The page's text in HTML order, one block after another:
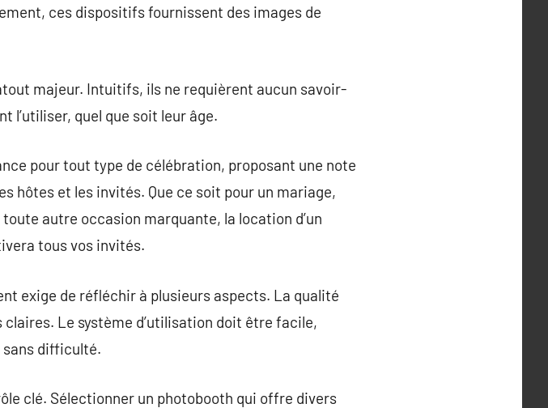
ces dispositifs fournissent des images de
majeur. Intuitifs, ils ne requièrent aucun savoir-
l’utiliser, quel que soit leur âge.
pour tout type de célébration, proposant une note
hôtes et les invités. Que ce soit pour un mariage,
autre occasion marquante, la location d’un
tous vos invités.
exige de réfléchir à plusieurs aspects. La qualité
Le système d’utilisation doit être facile,
difficulté.
clé. Sélectionner un photobooth qui offre divers